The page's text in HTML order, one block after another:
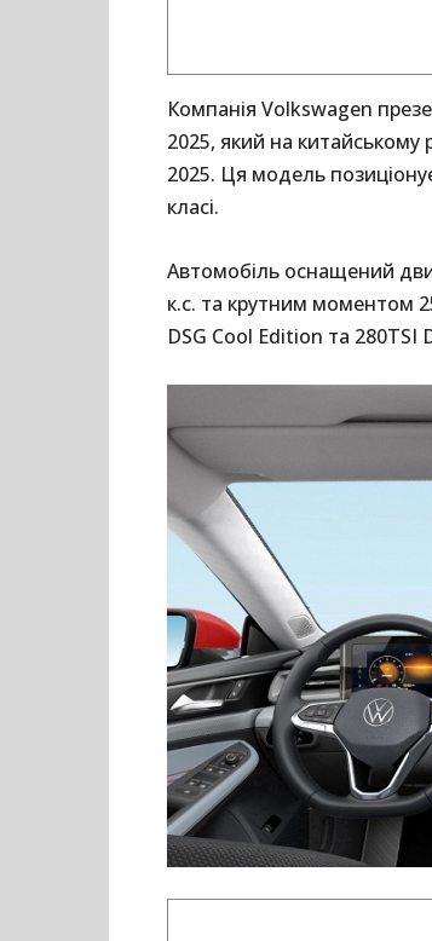
Компанія Volkswagen
2025, який на
2025. Ця модель
класі.
Автомобіль оснащений
к.с. та крутним моментом
DSG Cool Edition та 280TSI